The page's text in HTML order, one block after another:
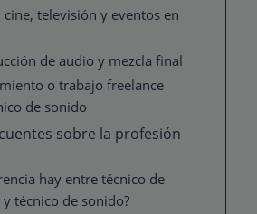
cine, televisión y eventos en
de audio y mezcla final
o trabajo freelance
de sonido
sobre la profesión
hay entre técnico de
técnico de sonido?